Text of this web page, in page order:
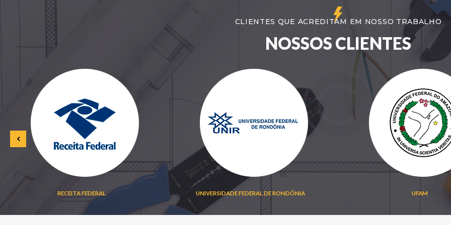
CLIENTES QUE ACREDITAM EM NOSSO TRABALHO
NOSSOS CLIENTES
RECEITA FEDERAL UNIVERSIDADE FEDERAL DE RONDÔNIA UFAM